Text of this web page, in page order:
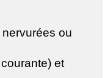
ou
et